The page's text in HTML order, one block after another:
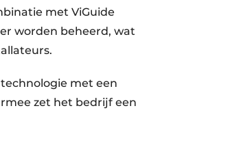
met ViGuide
worden beheerd, wat
met een
zet het bedrijf een